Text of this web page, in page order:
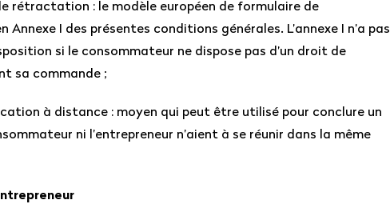
rétractation : le modèle européen de formulaire de
I des présentes conditions générales. L’annexe I n’a pas
si le consommateur ne dispose pas d’un droit de
sa commande ;
à distance : moyen qui peut être utilisé pour conclure un
ni l’entrepreneur n’aient à se réunir dans la même